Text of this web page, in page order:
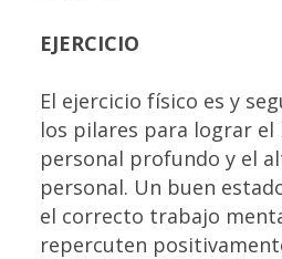
EJERCICIO
El ejercicio físico es y
los pilares para lograr
personal profundo y el
personal. Un buen
el correcto trabajo
repercuten